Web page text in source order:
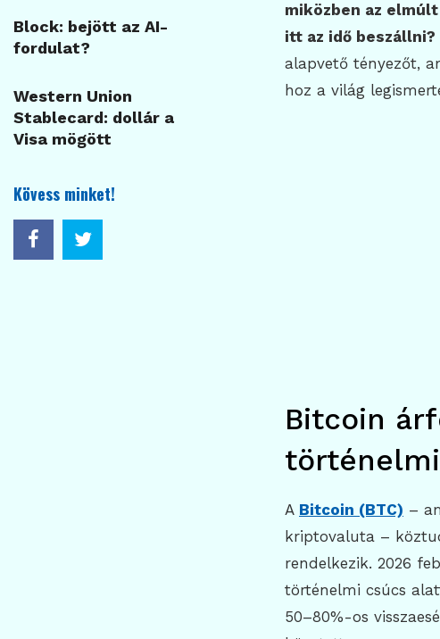
miközben az
itt az idő beszállni?
alapvető tényezőt,
hoz a világ
Bitcoin
A Bitcoin (BTC) –
kriptovaluta –
rendelkezik. 2026
történelmi csúcs
50–80%-os
Block: bejött az AI-
fordulat?
Western Union
Stablecard: dollár a
Visa mögött
Kövess minket!